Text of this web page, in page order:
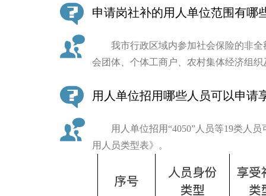
绿色北京
多语种
ESPAÑOL
申请岗社补的用人单位范围有哪
我市行政区域内参加社会保险的非全
会团体、个体工商户、农村集体经济组
用人单位招用哪些人员可以申请
用人单位招用“4050”人员等19类人员
用人员类型表》。